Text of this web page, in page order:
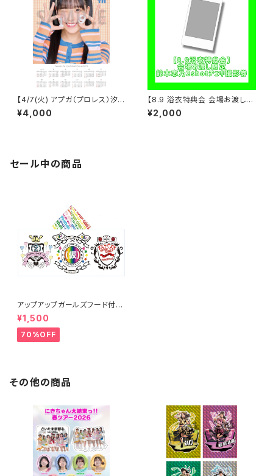
【4/7(火) アプガ（プロレス）汐
珠生誕】 A3カレンダーポスター
（サイン付き）
¥4,000
【8.9 浴衣特典会 会場お渡し限
定】鈴木志乃 2shotチェキ撮影
券 ※発送はいたしません
¥2,000
セール中の商品
アップアップガールズフード付き
タオル
¥1,500
70%OFF
その他の商品